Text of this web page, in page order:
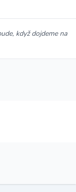
když dojdeme na